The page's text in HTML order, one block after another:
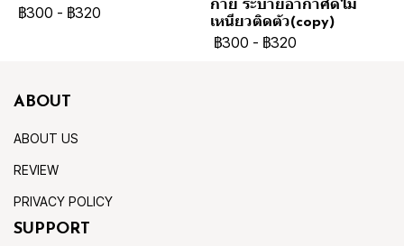
฿300 - ฿320
กาย ระบายอากาศดีไม่
เหนียวติดตัว(copy)
฿300 - ฿320
ABOUT
ABOUT US
REVIEW
PRIVACY POLICY
SUPPORT